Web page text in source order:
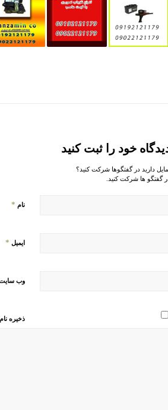
خود را ثبت کنید
دارید در گفتگوها شرکت کنید؟
گفتگو ها شرکت کنید.
نام *
ایمیل *
وب‌
ذخیره